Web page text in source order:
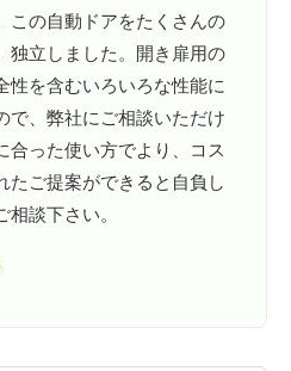
この自動ドアをたくさんの
独立しました。開き扉用の
性を含むいろいろな性能に
で、弊社にご相談いただけ
合った使い方でより、コス
たご提案ができると自負し
談下さい。